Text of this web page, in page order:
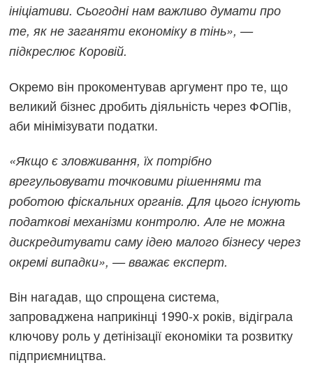
ініціативи. Сьогодні нам важливо думати про
те, як не заганяти економіку в тінь», —
підкреслює Коровій.
Окремо він прокоментував аргумент про те, що
великий бізнес дробить діяльність через ФОПів,
аби мінімізувати податки.
«Якщо є зловживання, їх потрібно
врегульовувати точковими рішеннями та
роботою фіскальних органів. Для цього існують
податкові механізми контролю. Але не можна
дискредитувати саму ідею малого бізнесу через
окремі випадки», — вважає експерт.
Він нагадав, що спрощена система,
запроваджена наприкінці 1990-х років, відіграла
ключову роль у детінізації економіки та розвитку
підприємництва.